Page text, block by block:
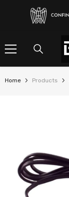
Home Products